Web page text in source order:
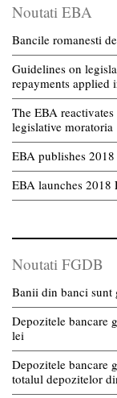
Noutati EBA
Bancile romanesti
Guidelines on
repayments
The EBA
legislative moratoria
EBA publishes
EBA launches 2018
Noutati FGDB
Banii din banci sunt
Depozitele bancare
lei
Depozitele bancare
totalul depozitelor